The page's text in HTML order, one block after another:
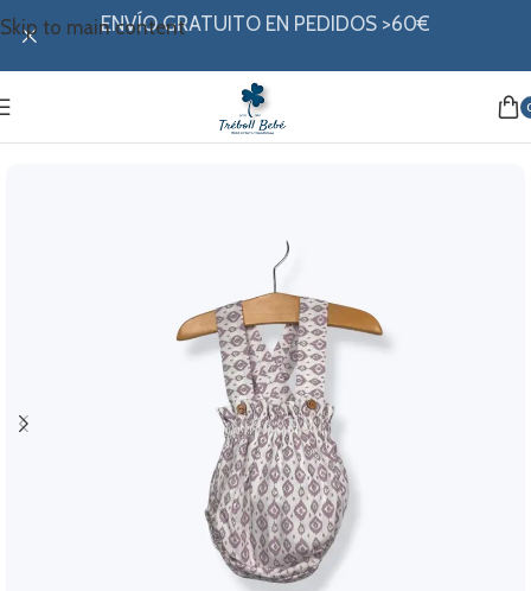
Skip to main contentENVÍO GRATUITO EN PEDIDOS >60€
Colección verano